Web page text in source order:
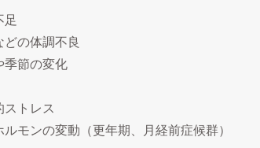
足
どの体調不良
季節の変化
ストレス
ルモンの変動（更年期、月経前症候群）